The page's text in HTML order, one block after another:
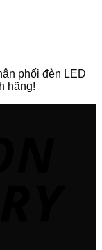
phối đèn LED
hãng!